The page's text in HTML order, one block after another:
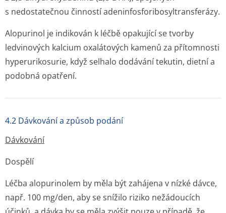
s nedostatečnou činností adeninfosfori­bosyltransferá­zy.
Alopurinol je indikován k léčbě opakující se tvorby
ledvinových kalcium oxalátových kamenů za přítomnosti
hyperurikosurie, když selhalo dodávání tekutin, dietní a
podobná opatření.
4.2 Dávkování a způsob podání
Dávkování
Dospělí
Léčba alopurinolem by měla být zahájena v nízké dávce,
např. 100 mg/den, aby se snížilo riziko nežádoucích